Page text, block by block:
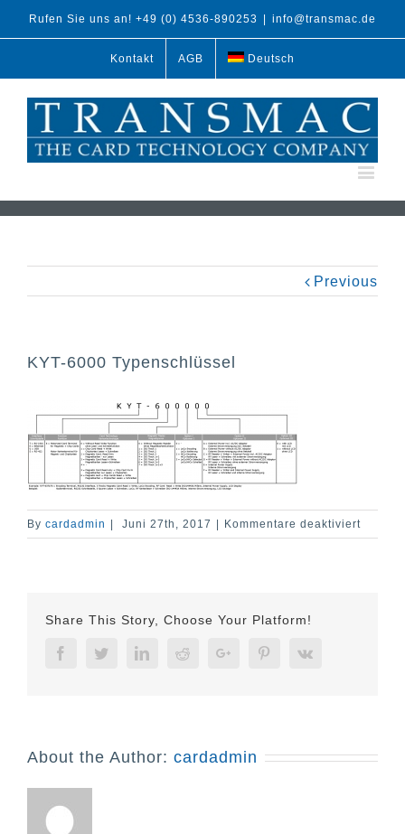
Rufen Sie uns an! +49 (0) 4536-890253 info@transmac.de
Kontakt AGB Deutsch
Previous
KYT-6000 Typenschlüssel
By cardadmin | Juni 27th, 2017 | Kommentare deaktiviert
KYT-
Share This Story, Choose Your Platform!
FacebookTwitter LinkedinReddit Google+Pinterest
About the Author: cardadmin